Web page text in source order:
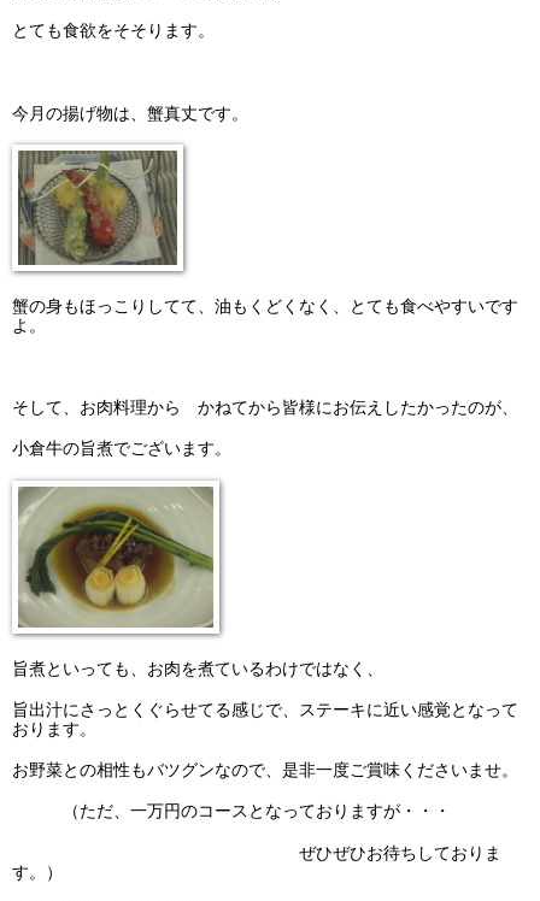
とても食欲をそそります。
今月の揚げ物は、蟹真丈です。
蟹の身もほっこりしてて、油もくどくなく、とても食べやすいです
よ。
そして、お肉料理から かねてから皆様にお伝えしたかったのが、
小倉牛の旨煮でございます。
旨煮といっても、お肉を煮ているわけではなく、
旨出汁にさっとくぐらせてる感じで、ステーキに近い感覚となって
おります。
お野菜との相性もバツグンなので、是非一度ご賞味くださいませ。
（ただ、一万円のコースとなっておりますが・・・
ぜひぜひお待ちしておりま
す。）